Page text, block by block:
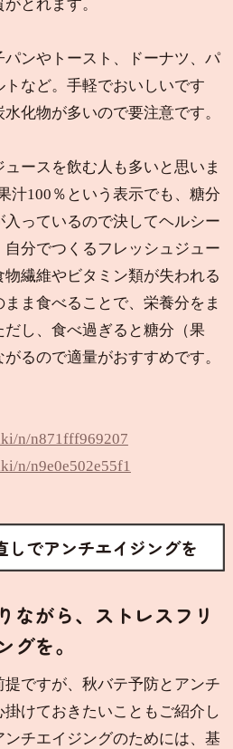
とれます。
ンやトースト、ドーナツ、パ
など。手軽でおいしいです
化物が多いので要注意です。
ースを飲む人も多いと思いま
汁100％という表示でも、糖分
っているので決してヘルシー
分でつくるフレッシュジュー
繊維やビタミン類が失われる
ま食べることで、栄養分をま
し、食べ過ぎると糖分（果
るので適量がおすすめです。
n/n871fff969207
n/n9e0e502e55f1
しでアンチエイジングを
ながら、ストレスフリ
グを。
ですが、秋バテ予防とアンチ
けておきたいこともご紹介し
チエイジングのためには、基